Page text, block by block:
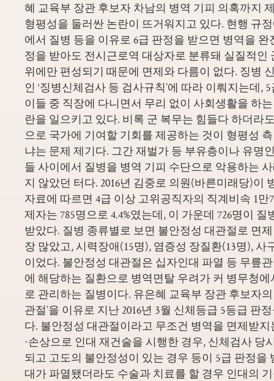
혜 교육부 장관 후보자 차남의 병역 기피 의혹까지
형평성을 둘러싼 논란이 뜨거워지고 있다. 현행 규
에서 질병 등을 이유로 6급 판정을 받으면 병역을
정을 받아도 전시근로역 대상자로 분류돼 실질적인
위에만 편성되기 때문에 면제와 다름이 없다. 징병
인 ‘징병신체검사 등 검사규칙’에 따라 이뤄지는데,
이들 중 직장에 다니면서 무리 없이 사회생활을 하
란을 일으키고 있다. 비록 군 복무는 힘들다 하더라
으로 국가에 기여할 기회를 제공하는 것이 형평성
냐는 문제 제기다. 그간 재벌가 등 부유층이나 유명
들 사이에서 질병을 병역 기피 수단으로 악용하는
지 않았던 터다. 2016년 김중로 의원(바른미래당)이
자료에 따르면 4급 이상 고위공직자의 직계비속 1만
제자는 785명으로 4.4%였는데, 이 가운데 726명이
받았다. 질병 종류별로 보면 불안정성 대관절로 면
장 많았고, 시력장애(15명), 염증성 장질환(13명), 사
이었다. 불안정성 대관절은 십자인대 파열 등 무릎
에 해당하는 질환으로 병역면탈 우려가 커 병무청에
로 관리하는 질병이다. 유은혜 교육부 장관 후보자
관절’을 이유로 지난 2016년 3월 신체등급 5등급 판
다. 불안정성 대관절이라고 무조건 병역을 면제받
·손상으로 인대 재건술을 시행한 경우, 신체검사 당
되고 고도의 불안정성이 있는 경우 등이 5급 판정을
대가 파열됐더라도 수술과 치료를 할 경우 인대의